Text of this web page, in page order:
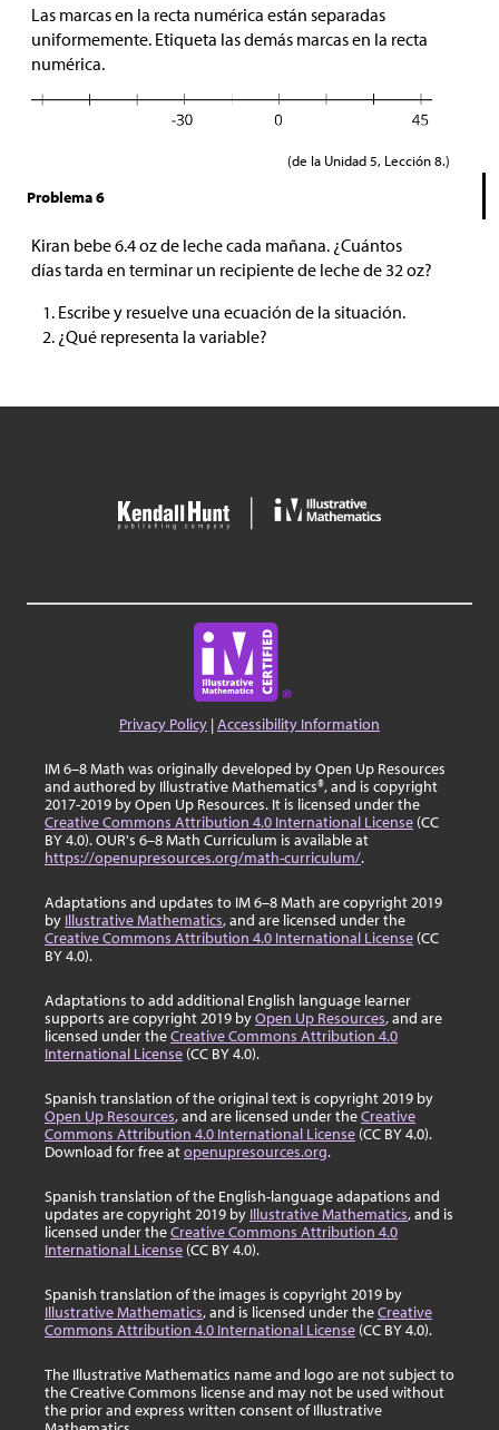
Las marcas en la recta numérica están separadas
uniformemente. Etiqueta las demás marcas en la recta
numérica.
(de la Unidad 5, Lección 8.)
Problema 6
Kiran bebe 6.4 oz de leche cada mañana. ¿Cuántos
días tarda en terminar un recipiente de leche de 32 oz?
Escribe y resuelve una ecuación de la situación.
¿Qué representa la variable?
Privacy Policy |Accessibility Information
IM 6–8 Math was originally developed by Open Up Resources
and authored by Illustrative Mathematics®, and is copyright
2017-2019 by Open Up Resources. It is licensed under the
Creative Commons Attribution 4.0 International License (CC
BY 4.0). OUR's 6–8 Math Curriculum is available at
https://openupresources.org/math-curriculum/.
Adaptations and updates to IM 6–8 Math are copyright 2019
by Illustrative Mathematics, and are licensed under the
Creative Commons Attribution 4.0 International License (CC
BY 4.0).
Adaptations to add additional English language learner
supports are copyright 2019 byOpen Up Resources, and are
licensed under theCreative Commons Attribution 4.0
International License (CC BY 4.0).
Spanish translation of the original text is copyright 2019 by
Open Up Resources, and are licensed under theCreative
Commons Attribution 4.0 International License (CC BY 4.0).
Download for free atopenupresources.org.
Spanish translation of the English-language adapations and
updates are copyright 2019 by Illustrative Mathematics, and is
licensed under theCreative Commons Attribution 4.0
International License (CC BY 4.0).
Spanish translation of the images is copyright 2019 by
Illustrative Mathematics, and is licensed under theCreative
Commons Attribution 4.0 International License (CC BY 4.0).
The Illustrative Mathematics name and logo are not subject to
the Creative Commons license and may not be used without
the prior and express written consent of Illustrative